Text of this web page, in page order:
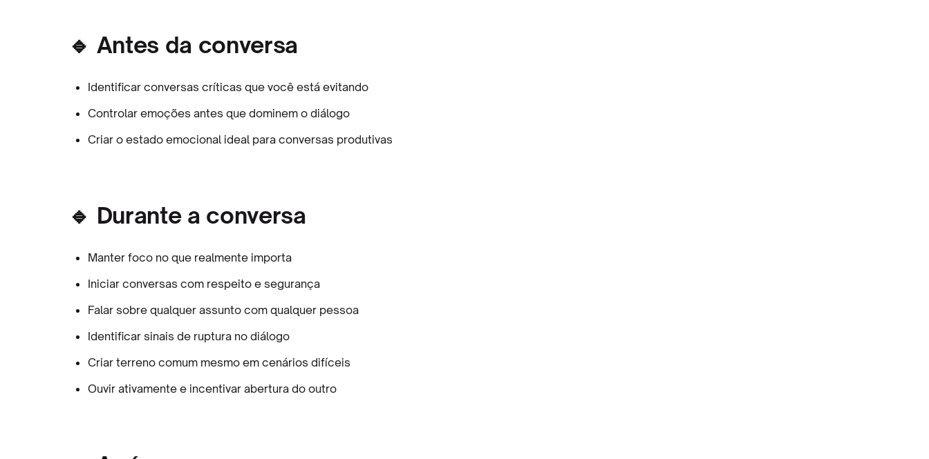
🔹 Antes da conversa
Identificar conversas críticas que você está evitando
Controlar emoções antes que dominem o diálogo
Criar o estado emocional ideal para conversas produtivas
🔹 Durante a conversa
Manter foco no que realmente importa
Iniciar conversas com respeito e segurança
Falar sobre qualquer assunto com qualquer pessoa
Identificar sinais de ruptura no diálogo
Criar terreno comum mesmo em cenários difíceis
Ouvir ativamente e incentivar abertura do outro